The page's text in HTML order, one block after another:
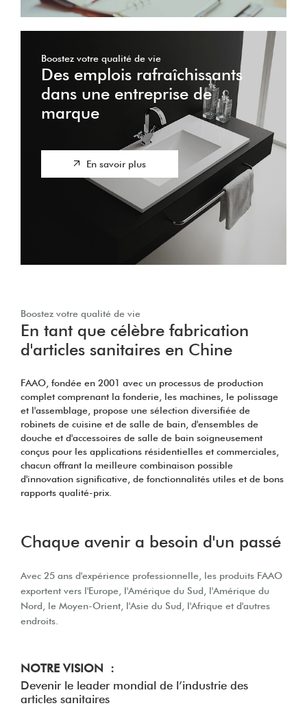
Boostez votre qualité de vie
Des emplois rafraîchissants
dans une entreprise de
marque
En savoir plus
Boostez votre qualité de vie
En tant que célèbre fabrication
d'articles sanitaires en Chine
FAAO, fondée en 2001 avec un processus de production
complet comprenant la fonderie, les machines, le polissage
et l'assemblage, propose une sélection diversifiée de
robinets de cuisine et de salle de bain, d'ensembles de
douche et d'accessoires de salle de bain soigneusement
conçus pour les applications résidentielles et commerciales,
chacun offrant la meilleure combinaison possible
d'innovation significative, de fonctionnalités utiles et de bons
rapports qualité-prix.
Chaque avenir a besoin d'un passé
Avec 25 ans d'expérience professionnelle, les produits FAAO
exportent vers l'Europe, l'Amérique du Sud, l'Amérique du
Nord, le Moyen-Orient, l'Asie du Sud, l'Afrique et d'autres
endroits.
NOTRE VISION :
Devenir le leader mondial de l’industrie des
articles sanitaires